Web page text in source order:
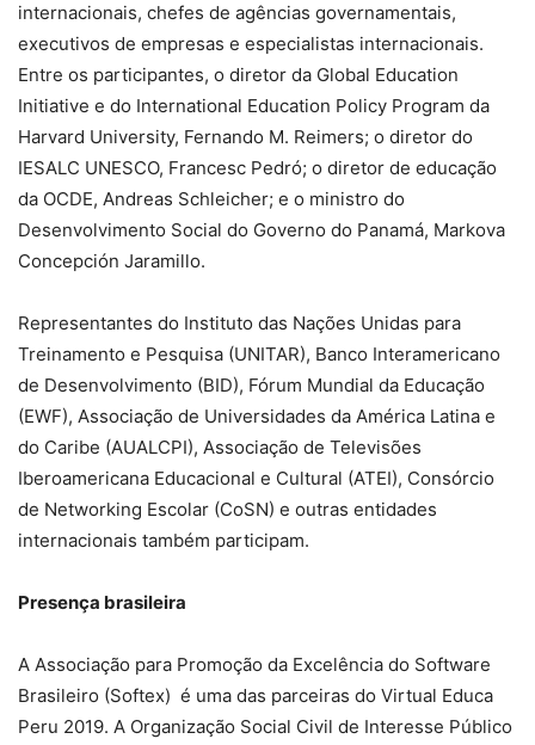
internacionais, chefes de agências governamentais,
executivos de empresas e especialistas internacionais.
Entre os participantes, o diretor da Global Education
Initiative e do International Education Policy Program da
Harvard University, Fernando M. Reimers; o diretor do
IESALC UNESCO, Francesc Pedró; o diretor de educação
da OCDE, Andreas Schleicher; e o ministro do
Desenvolvimento Social do Governo do Panamá, Markova
Concepción Jaramillo.
Representantes do Instituto das Nações Unidas para
Treinamento e Pesquisa (UNITAR), Banco Interamericano
de Desenvolvimento (BID), Fórum Mundial da Educação
(EWF), Associação de Universidades da América Latina e
do Caribe (AUALCPI), Associação de Televisões
Iberoamericana Educacional e Cultural (ATEI), Consórcio
de Networking Escolar (CoSN) e outras entidades
internacionais também participam.
Presença brasileira
A Associação para Promoção da Excelência do Software
Brasileiro (Softex) é uma das parceiras do Virtual Educa
Peru 2019. A Organização Social Civil de Interesse Público